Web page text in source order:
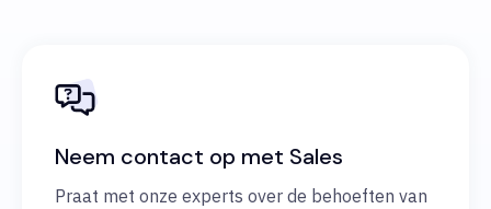
Neem contact op met Sales
Praat met onze experts over de behoeften van